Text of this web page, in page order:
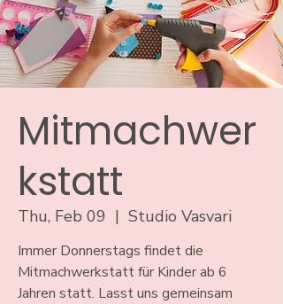
Mitmachwer
kstatt
Thu, Feb 09
  |
Studio Vasvari
Immer Donnerstags findet die
Mitmachwerkstatt für Kinder ab 6
Jahren statt. Lasst uns gemeinsam